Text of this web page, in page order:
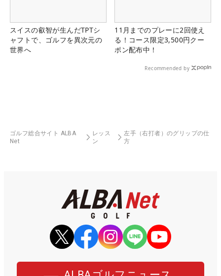
スイスの叡智が生んだTPTシ
ャフトで、ゴルフを異次元の
世界へ
11月までのプレーに2回使え
る！コース限定3,500円クー
ポン配布中！
Recommended by
ゴルフ総合サイト ALBA
Net
レッス
ン
左手（右打者）のグリップの仕
方